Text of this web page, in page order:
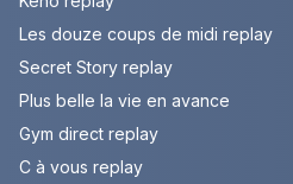
Les douze coups de midi replay
Secret Story replay
Plus belle la vie en avance
Gym direct replay
C à vous replay